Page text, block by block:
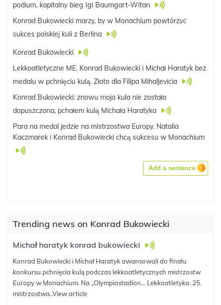
podium, kapitalny bieg Igi Baumgart-Witan
Konrad Bukowiecki marzy, by w Monachium powtórzyć
sukces polskiej kuli z Berlina
Konrad Bukowiecki
Lekkoatletyczne ME. Konrad Bukowiecki i Michał Haratyk bez
medalu w pchnięciu kulą. Złoto dla Filipa Mihaljevicia
Konrad Bukowiecki: znowu moja kula nie została
dopuszczona, pchałem kulą Michała Haratyka
Para na medal jedzie na mistrzostwa Europy. Natalia
Kaczmarek i Konrad Bukowiecki chcą sukcesu w Monachium
Add a sentence
Trending news on Konrad Bukowiecki
Michał haratyk konrad bukowiecki
Konrad Bukowiecki i Michał Haratyk awansowali do finału
konkursu pchnięcia kulą podczas lekkoatletycznych mistrzostw
Europy w Monachium. Na „Olympiastadion... Lekkoatletyka. 25.
mistrzostwa..View article